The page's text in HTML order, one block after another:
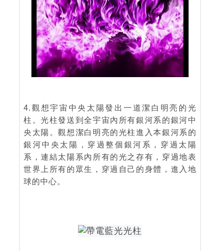
4.觀想宇宙中央太陽發出一道潔白明亮的光
柱。光柱發送到全宇宙內所有銀河系的銀河中
央太陽。觀想潔白明亮的光柱進入本銀河系的
銀河中央太陽，穿過整個銀河系，穿過太陽
系，連結太陽系內所有的光之存有，穿過地表
世界上所有的眾生，穿過自己的身體，進入地
球的中心。